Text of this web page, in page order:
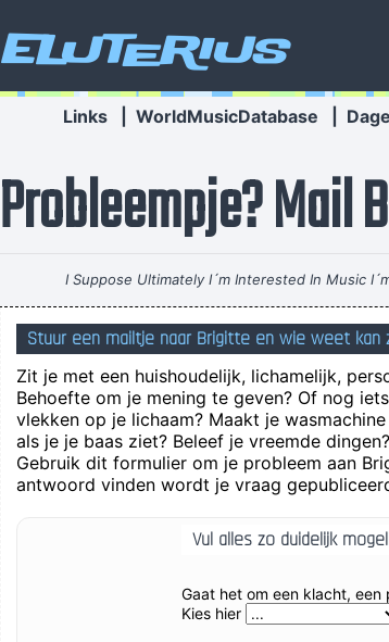
Eluterius
Links WorldMusicDatabase
Probleempje? Mail
I Suppose Ultimately I´m Interested In Music
De
Hallo vrienden! We zijn in een haast om u te
Stuur een mailtje naar Brigitte en wie weet kan
Zit je met een huishoudelijk, lichamelijk,
Behoefte om je mening te geven? Of nog
vlekken op je lichaam? Maakt je
als je je baas ziet? Beleef je vreemde
Gebruik dit formulier om je probleem aan
antwoord vinden wordt je vraag
Vul alles zo duidelijk
Gaat het om een klacht,
Kies hier